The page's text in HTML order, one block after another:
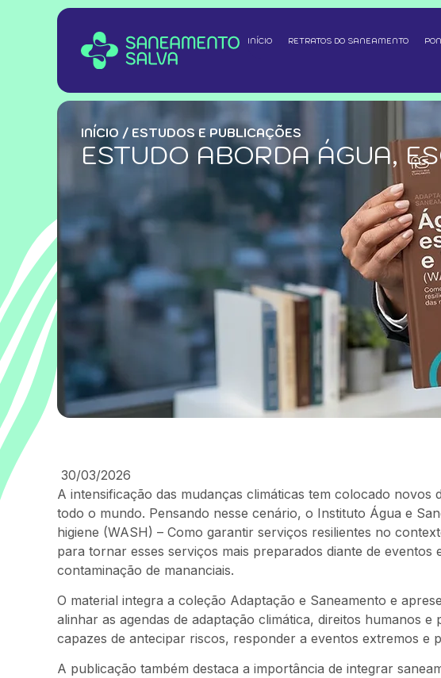
INÍCIO RETRATOS DO SANEAMENTO
INÍCIO / ESTUDOS E PUBLICAÇÕES
ESTUDO ABORDA ÁGUA,
30/03/2026
A intensificação das mudanças climáticas tem colocado novos
todo o mundo. Pensando nesse cenário, o Instituto Água e
higiene (WASH) – Como garantir serviços resilientes no
para tornar esses serviços mais preparados diante de
contaminação de mananciais.
O material integra a coleção Adaptação e Saneamento e
alinhar as agendas de adaptação climática, direitos humanos
capazes de antecipar riscos, responder a eventos extremos e
A publicação também destaca a importância de integrar